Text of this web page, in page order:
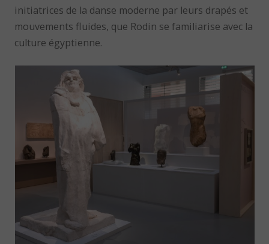
initiatrices de la danse moderne par leurs drapés et
mouvements fluides, que Rodin se familiarise avec la
culture égyptienne.